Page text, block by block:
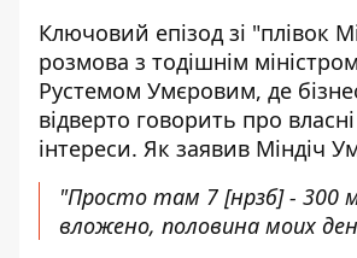
Ключовий епізод зі "плівок
розмова з тодішнім
Рустемом Умєровим, де
відверто говорить про
інтереси. Як заявив Міндіч
"Просто там 7 [нрзб] - 300
вложено, половина моих